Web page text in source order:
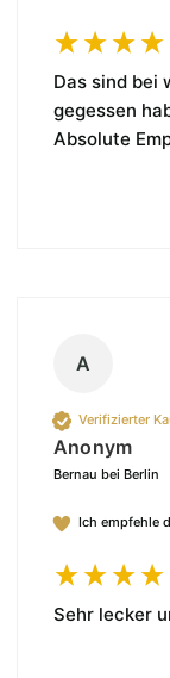
Das sind bei
gegessen
Absolute
A
Verifizierter
Anonym
Bernau bei Berlin
Ich empfehle
Sehr lecker